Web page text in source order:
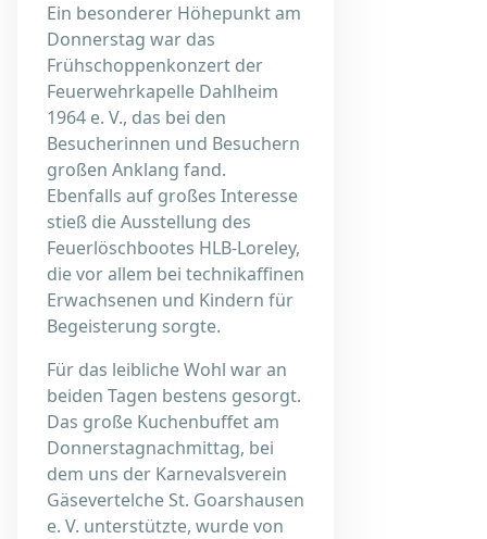
Ein besonderer Höhepunkt am
Donnerstag war das
Frühschoppenkonzert der
Feuerwehrkapelle Dahlheim
1964 e. V., das bei den
Besucherinnen und Besuchern
großen Anklang fand.
Ebenfalls auf großes Interesse
stieß die Ausstellung des
Feuerlöschbootes HLB-Loreley,
die vor allem bei technikaffinen
Erwachsenen und Kindern für
Begeisterung sorgte.
Für das leibliche Wohl war an
beiden Tagen bestens gesorgt.
Das große Kuchenbuffet am
Donnerstagnachmittag, bei
dem uns der Karnevalsverein
Gäsevertelche St. Goarshausen
e. V. unterstützte, wurde von